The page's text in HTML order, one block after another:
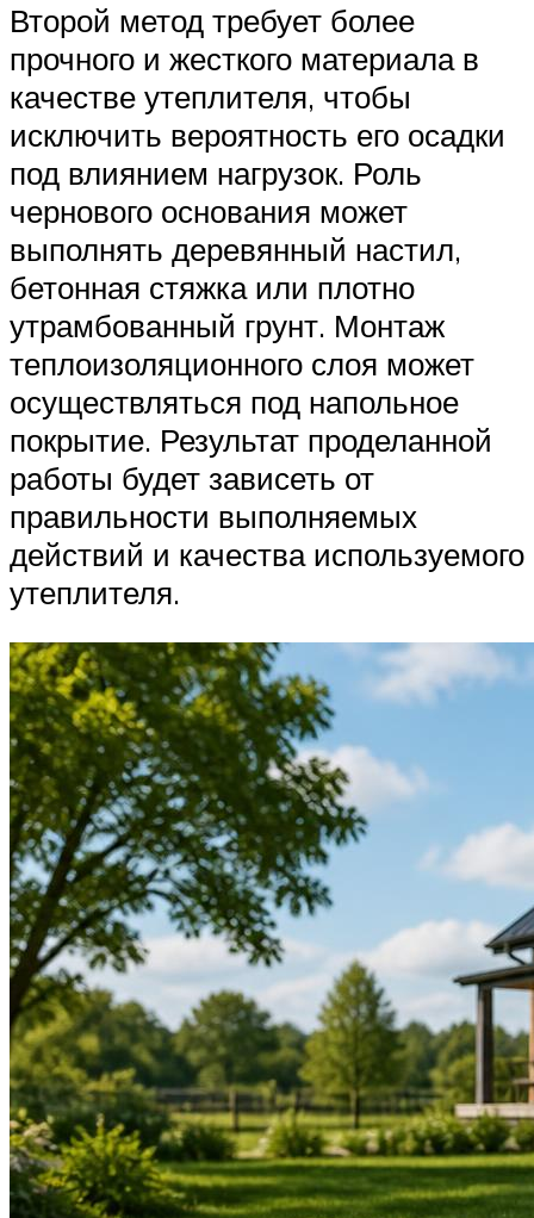
Второй метод требует более
прочного и жесткого материала в
качестве утеплителя, чтобы
исключить вероятность его осадки
под влиянием нагрузок. Роль
чернового основания может
выполнять деревянный настил,
бетонная стяжка или плотно
утрамбованный грунт. Монтаж
теплоизоляционного слоя может
осуществляться под напольное
покрытие. Результат проделанной
работы будет зависеть от
правильности выполняемых
действий и качества используемого
утеплителя.